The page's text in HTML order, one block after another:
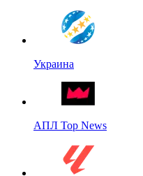
Украина
АПЛ Top News